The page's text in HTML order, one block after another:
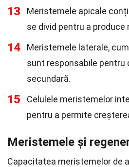
13
Meristemele apicale
se divid pentru a produce
14
Meristemele laterale,
sunt responsabile pentru
secundară.
15
Celulele meristemelor
pentru a permite
Meristemele și
Capacitatea meristemelor de